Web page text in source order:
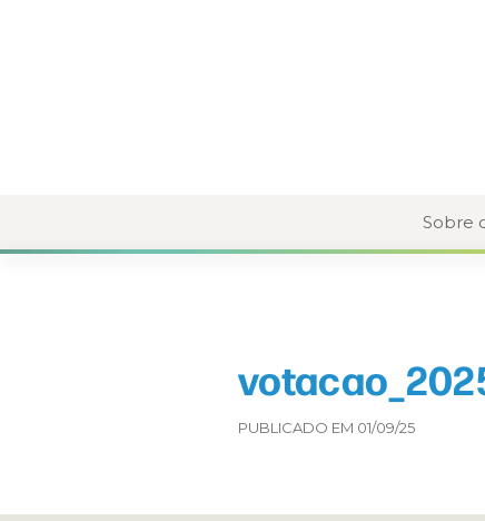
Sobre
PUBLICADO EM 01/09/25